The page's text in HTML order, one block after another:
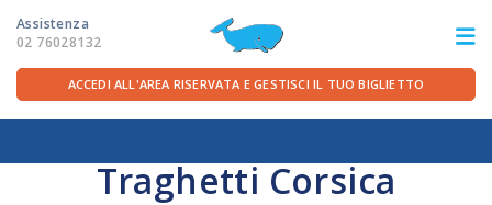
Assistenza
02 76028132
ITA FRA DEU ENG
ACCEDI ALL'AREA RISERVATA E GESTISCI IL TUO BIGLIETTO
Home/Rotte/Corsica
Traghetti Corsica